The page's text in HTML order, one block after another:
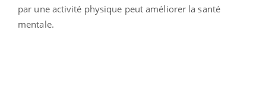
par une activité physique peut améliorer la santé
mentale.